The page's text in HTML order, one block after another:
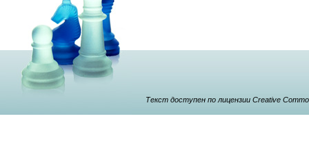
Текст доступен по лицензии Creative